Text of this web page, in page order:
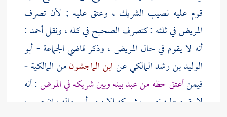
قوم عليه نصيب الشريك ، وعتق عليه ; لأن تصرف
المريض في ثلثه : كتصرف الصحيح في كله ، ونقلأحمد:
أنه لا يقوم في حال المريض ، وذكر قاضي الجماعة -أبو
الوليد بن رشدالمالكي عنابن الماجشونمن المالكية -
فيمنأعتق حظه من عبد بينه وبين شريكه في المرض: أنه
لا يقوم عليه نصيب شريكه إلا من رأس ماله ، إن صح ،